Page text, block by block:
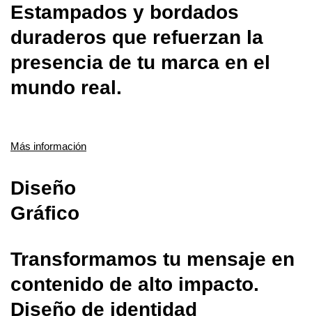
Estampados y bordados
duraderos que refuerzan la
presencia de tu marca en el
mundo real.
Más información
Diseño
Gráfico
Transformamos tu mensaje en
contenido de alto impacto.
Diseño de identidad